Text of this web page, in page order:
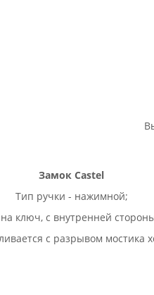
Замок Castel
Тип ручки - нажимной;
ключ, с внутренней
с разрывом мостика